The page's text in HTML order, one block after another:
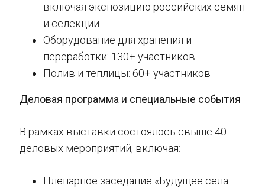
включая экспозицию российских семян
и селекции
Оборудование для хранения и
переработки: 130+ участников
Полив и теплицы: 60+ участников
Деловая программа и специальные события
В рамках выставки состоялось свыше 40
деловых мероприятий, включая:
Пленарное заседание «Будущее села: